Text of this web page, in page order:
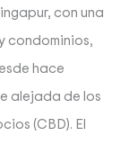
con una
condominios,
hace
alejada de los
(CBD). El